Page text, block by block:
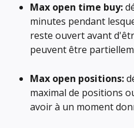
Max open time buy:
minutes pendant
reste ouvert avant
peuvent être
Max open positions:
maximal de positions
avoir à un moment